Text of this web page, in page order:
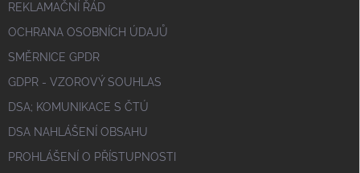
REKLAMAČNÍ ŘÁD
OCHRANA OSOBNÍCH ÚDAJŮ
SMĚRNICE GPDR
GDPR - VZOROVÝ SOUHLAS
DSA; KOMUNIKACE S ČTÚ
DSA NAHLÁŠENÍ OBSAHU
PROHLÁŠENÍ O PŘÍSTUPNOSTI